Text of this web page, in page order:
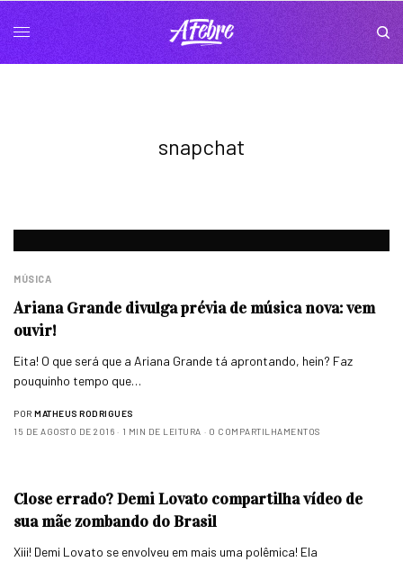
snapchat
MÚSICA
Ariana Grande divulga prévia de música nova: vem
ouvir!
Eita! O que será que a Ariana Grande tá aprontando, hein? Faz
pouquinho tempo que…
POR MATHEUS RODRIGUES
15 DE AGOSTO DE 2016
1 MIN DE LEITURA 0 COMPARTILHAMENTOS
Close errado? Demi Lovato compartilha vídeo de
sua mãe zombando do Brasil
Xiii! Demi Lovato se envolveu em mais uma polêmica! Ela